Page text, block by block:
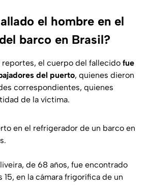
el hombre en el
barco en Brasil?
reportes, el cuerpo del fallecido fue
del puerto, quienes dieron
correspondientes, quienes
de la víctima.
en el refrigerador de un barco en
de 68 años, fue encontrado
en la cámara frigorífica de un